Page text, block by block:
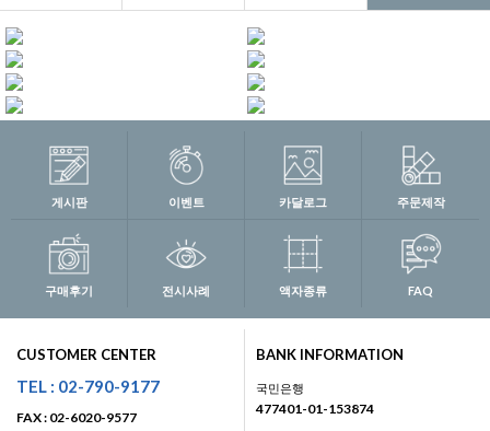
게시판 이벤트 카달로그 주문제작
구매후기 전시사례 액자종류 FAQ
CUSTOMER CENTER
TEL : 02-790-9177
FAX : 02-6020-9577
BANK INFORMATION
국민은행
477401-01-153874